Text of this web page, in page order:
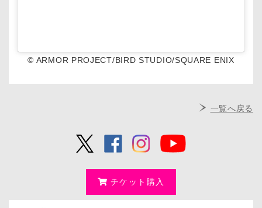
© ARMOR PROJECT/BIRD STUDIO/SQUARE ENIX
一覧へ戻る
チケット購入